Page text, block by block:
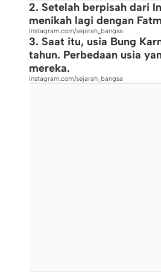
2. Setelah berpisah dari
menikah lagi dengan
Instagram.com/sejarah_bangsa
3. Saat itu, usia Bung
tahun. Perbedaan usia
mereka.
Instagram.com/sejarah_bangsa